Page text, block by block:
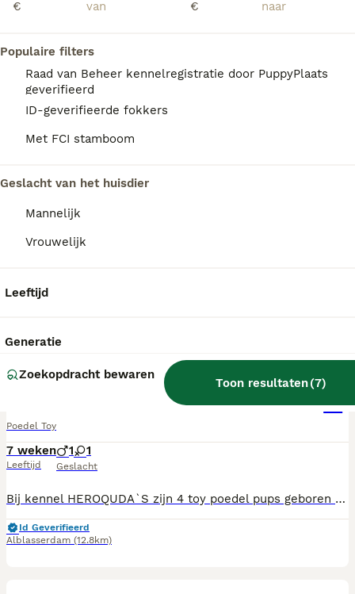
€
€
Populaire filters
Raad van Beheer kennelregistratie door PuppyPlaats
geverifieerd
ID-geverifieerde fokkers
Met FCI stamboom
Geslacht van het huisdier
Mannelijk
Vrouwelijk
Leeftijd
Generatie
Zoekopdracht bewaren
Toon resultaten(7)
Leidschendam
Te koop Toy poedel pups met FCI stamboom
Poedel Toy
7 weken
Leeftijd
1 1
Geslacht
Bij kennel HEROQUDA`S zijn 4 toy poedel pups geboren op 13 juni 2026 uit de combinatie: GENTLY BORN RALLI & SAFIRA OF SERENITY POODLE HOUSE Foto 1 t/m 4 Teefje Chika Foto 5 t/m 9 Reutje Cooper Foto 10 ouders Er zijn momenteel nog 2 pups beschikbaar Ze mogen bezoek ontvangen vanaf dat zij 4 weekjes oud zijn. Ze hebben dan hun oogjes open en beginnen dan echt hondjes te worden en komen hun karaktertjes langzaamaan tot uiting. Na een geslaagde kennismaking (dit houd in dat het klikt en er van beiden kanten een goed gevoel is) Dan kunnen we over gaan tot reserveren door middel van een aanbetaling (hiervoor vragen wij €500) zodat we beiden zeker zijn dat het pupje dan echt voor jullie is. De pups groeien vanaf de geboorte op in onze woonkamer met onze andere hondjes. Hierdoor worden ze zo goed mogelijk gesocialiseerd. De ouders zijn getest op erfelijke afwijkingen, ook via DNA en zijn volledig goedgekeurd. Dit is waar onze ouderdieren op zijn getest, - jaarlijkse ECVO - Patella Luxatie - prcd PRA - rcd4-PRA - Degeneratieve Myelopatie (DM) De pups krijgen een FCI stamboom met DNA profiel. Uiteraard hebben ze hun eerste vaccinaties (1e puppy prik ) gehad, zijn ze ontwormt volgens schema, gechipt en geregistreerd, hebben ze hun eerste check-up gehad, zijn ze gewassen en geknipt en/of geschoren voor de gewenning, als zij met 8 weekjes mogen verhuizen. Het is belangrijk dat ze goed zelfstandig hun brokjes kunnen eten en dat ze minimaal 1 kilo wegen voordat zij mogen verhuizen. De gezondheidstesten op erfelijke afwijkingen zijn bij ons thuis in te zien bij de kennismaking. Wij vinden een wederzijdse klik en goed gevoel erg belangrijk. De pups krijgen een koopcontract mee met schriftelijke garantie en een puppy pakket. De pups mogen vanaf 8 augustus verhuizen naar hun nieuwe baasjes Als jullie nog vragen hebben dan horen wij het graag. Neem gerust een kijkje op onze website. Met vriendelijke groet , Kennel HEROQUDA`S
Id Geverifieerd
Alblasserdam (12.8km)